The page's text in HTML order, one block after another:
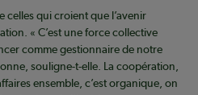
celles qui croient que l’avenir
« C’est une force collective
comme gestionnaire de notre
souligne-t-elle. La coopération,
ensemble, c’est organique, on